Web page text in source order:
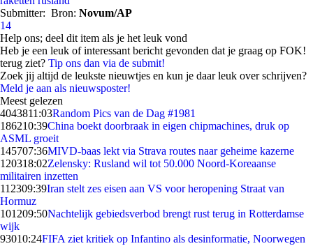
Submitter: Bron: Novum/AP
14
Help ons; deel dit item als je het leuk vond
Heb je een leuk of interessant bericht gevonden dat je graag op FOK!
terug ziet? Tip ons dan via de submit!
Zoek jij altijd de leukste nieuwtjes en kun je daar leuk over schrijven?
Meld je aan als nieuwsposter!
Meest gelezen
4043811:03Random Pics van de Dag #1981
186210:39China boekt doorbraak in eigen chipmachines, druk op
ASML groeit
145707:36MIVD-baas lekt via Strava routes naar geheime kazerne
120318:02Zelensky: Rusland wil tot 50.000 Noord-Koreaanse
militairen inzetten
112309:39Iran stelt zes eisen aan VS voor heropening Straat van
Hormuz
101209:50Nachtelijk gebiedsverbod brengt rust terug in Rotterdamse
wijk
93010:24FIFA ziet kritiek op Infantino als desinformatie, Noorwegen